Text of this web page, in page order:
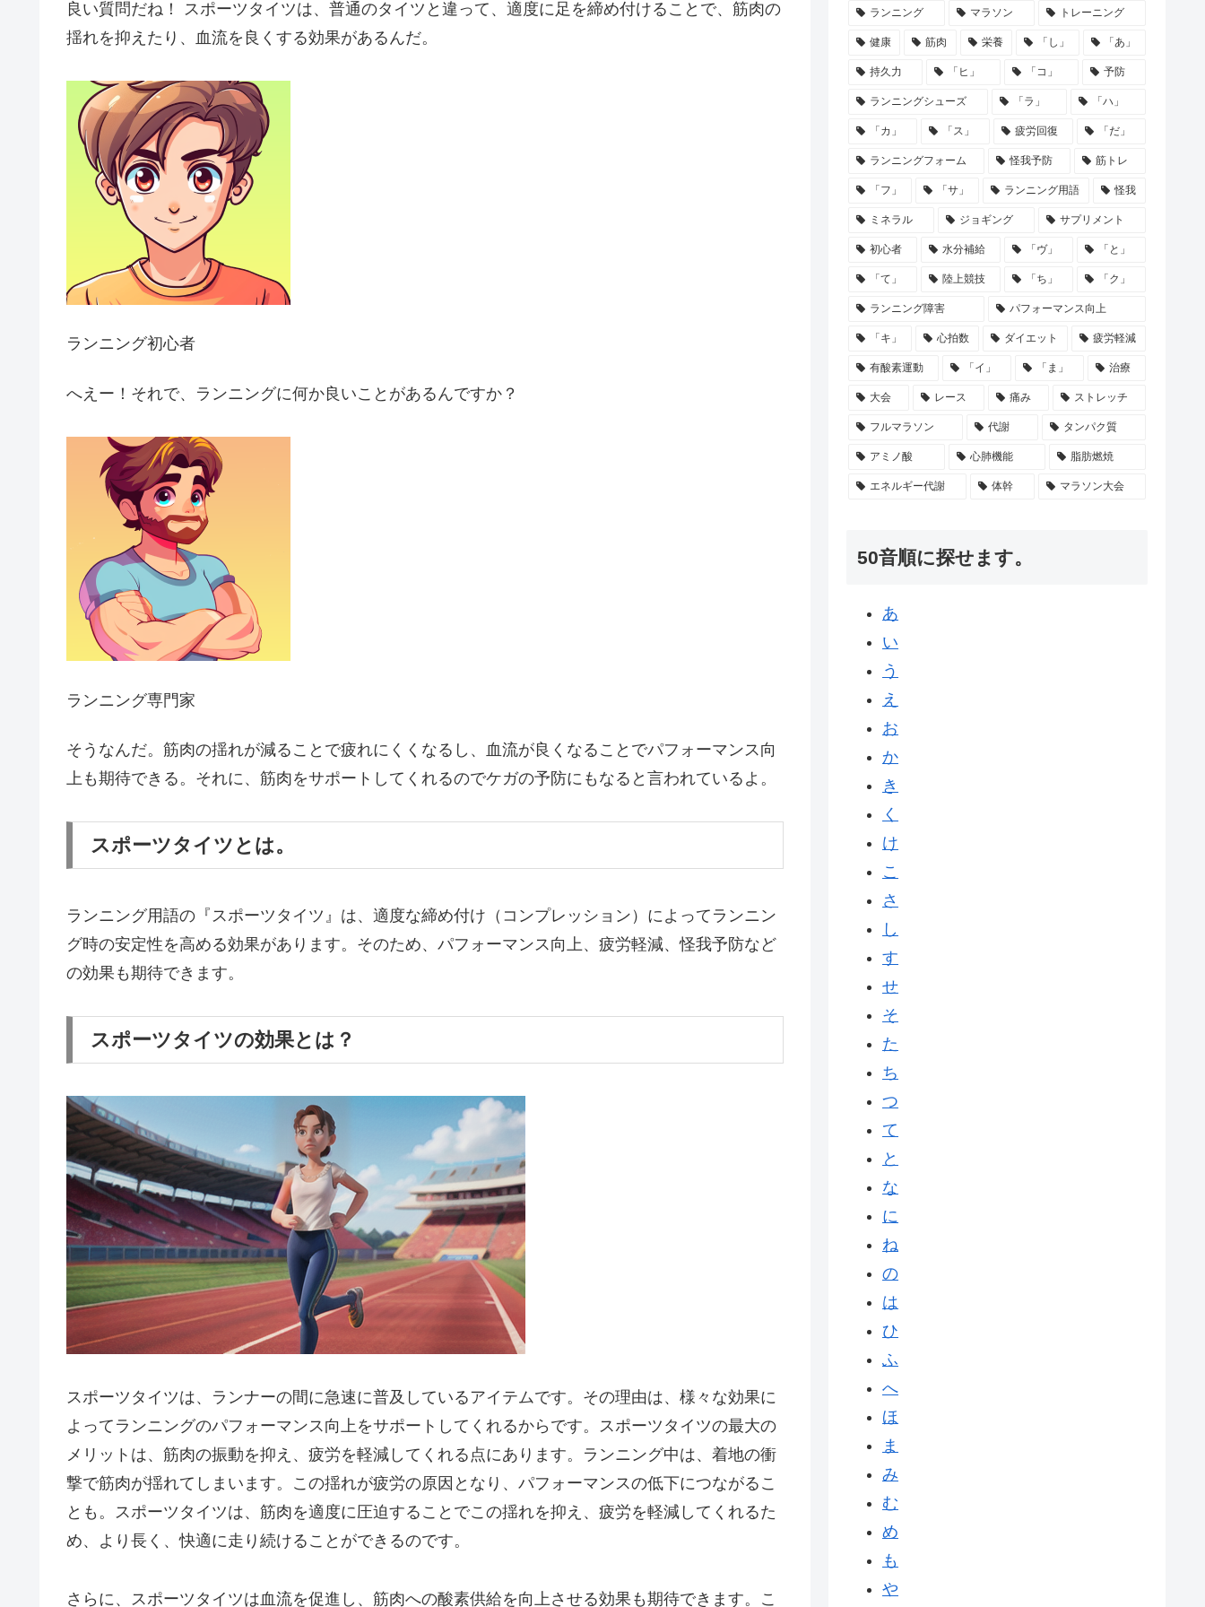
良い質問だね！ スポーツタイツは、普通のタイツと違って、適度に足を締め付けることで、筋肉の
揺れを抑えたり、血流を良くする効果があるんだ。
ランニング初心者
へえー！それで、ランニングに何か良いことがあるんですか？
ランニング専門家
そうなんだ。筋肉の揺れが減ることで疲れにくくなるし、血流が良くなることでパフォーマンス向
上も期待できる。それに、筋肉をサポートしてくれるのでケガの予防にもなると言われているよ。
スポーツタイツとは。
ランニング用語の『スポーツタイツ』は、適度な締め付け（コンプレッション）によってランニン
グ時の安定性を高める効果があります。そのため、パフォーマンス向上、疲労軽減、怪我予防など
の効果も期待できます。
スポーツタイツの効果とは？
スポーツタイツは、ランナーの間に急速に普及しているアイテムです。その理由は、様々な効果に
よってランニングのパフォーマンス向上をサポートしてくれるからです。 スポーツタイツの最大の
メリットは、筋肉の振動を抑え、疲労を軽減してくれる 点にあります。ランニング中は、着地の衝
撃で筋肉が揺れてしまいます。この揺れが疲労の原因となり、パフォーマンスの低下につながるこ
とも。スポーツタイツは、筋肉を適度に圧迫することでこの揺れを抑え、疲労を軽減してくれるた
め、より長く、快適に走り続けることができるのです。
さらに、 スポーツタイツは血流を促進し、筋肉への酸素供給を向上させる効果も期待できます。こ
ランニング マラソン トレーニング
健康 筋肉 栄養 「し」 「あ」
持久力 「ヒ」 「コ」 予防
ランニングシューズ 「ラ」 「ハ」
「カ」 「ス」 疲労回復 「だ」
ランニングフォーム 怪我予防 筋トレ
「フ」 「サ」 ランニング用語 怪我
ミネラル ジョギング サプリメント
初心者 水分補給 「ヴ」 「と」
「て」 陸上競技 「ち」 「ク」
ランニング障害 パフォーマンス向上
「キ」 心拍数 ダイエット 疲労軽減
有酸素運動 「イ」 「ま」 治療
大会 レース 痛み ストレッチ
フルマラソン 代謝 タンパク質
アミノ酸 心肺機能 脂肪燃焼
エネルギー代謝 体幹 マラソン大会
50音順に探せます。
あ
い
う
え
お
か
き
く
け
こ
さ
し
す
せ
そ
た
ち
つ
て
と
な
に
ね
の
は
ひ
ふ
へ
ほ
ま
み
む
め
も
や